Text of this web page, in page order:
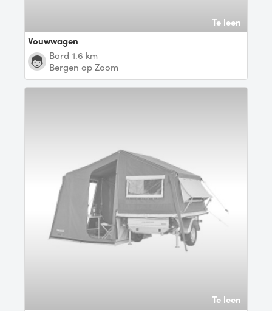
Te leen
Vouwwagen
Bard 1.6 km
Bergen op Zoom
Te leen